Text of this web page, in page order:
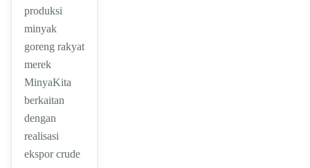
produksi
minyak
goreng rakyat
merek
MinyaKita
berkaitan
dengan
realisasi
ekspor crude